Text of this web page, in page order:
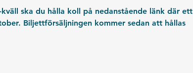
ska du hålla koll på nedanstående länk där ett
Biljettförsäljningen kommer sedan att hållas